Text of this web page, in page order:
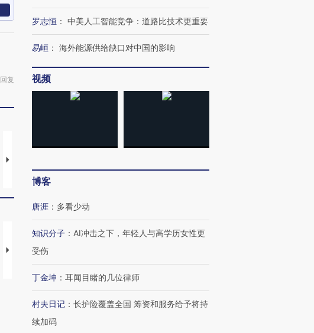
回复
视线｜“入侵”还是“人道危
机”？难民潮撕裂西班牙
飞地休达
128毫米 紧急转移近
雨 3小时累计雨量超80毫
【推广】走进第四届链博
有意思的生活方式·第三对
罗志恒 ： 中美人工智能竞争：道路比技术更重要
易峘 ： 海外能源供给缺口对中国的影响
视频
博客
唐涯 ： 多看少动
知识分子 ： AI冲击之下，年轻人与高学历女性更
受伤
丁金坤 ： 耳闻目睹的几位律师
村夫日记 ： 长护险覆盖全国 筹资和服务给予将持
续加码